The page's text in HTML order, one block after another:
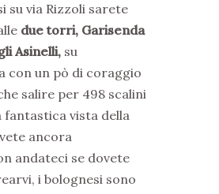
su via Rizzoli sarete
due torri, Garisenda
Asinelli, su
con un pò di coraggio
salire per 498 scalini
fantastica vista della
ancora
andateci se dovete
i bolognesi sono